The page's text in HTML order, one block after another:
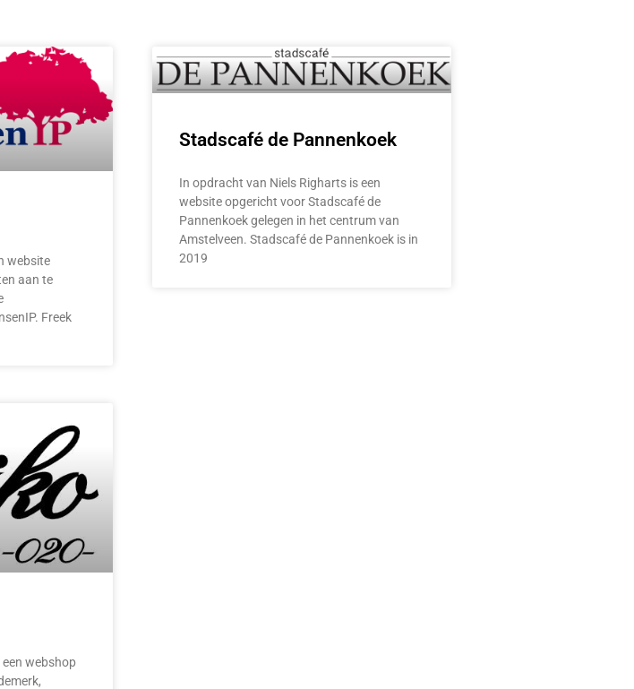
website
aan te
Freek
Stadscafé de Pannenkoek
In opdracht van Niels Righarts is een
website opgericht voor Stadscafé de
Pannenkoek gelegen in het centrum van
Amstelveen. Stadscafé de Pannenkoek is in
2019
webshop